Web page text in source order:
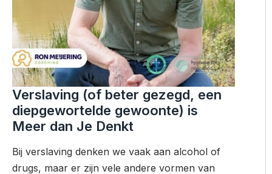
Verslaving (of beter gezegd, een
diepgewortelde gewoonte) is
Meer dan Je Denkt
Bij verslaving denken we vaak aan alcohol of
drugs, maar er zijn vele andere vormen van